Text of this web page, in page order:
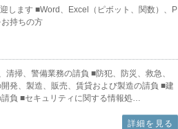
ます ■Word、Excel（ピボット、関数）、P
持ちの方
掃、警備業務の請負 ■防犯、防災、救急、
発、製造、販売、賃貸および製造の請負 ■建
負 ■セキュリティに関する情報処…
詳細を見る